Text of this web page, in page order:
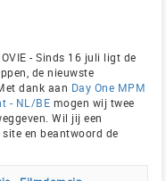
- Sinds 16 juli ligt de
de nieuwste
dank aan Day One MPM
- NL/BE mogen wij twee
Wil jij een
en beantwoord de